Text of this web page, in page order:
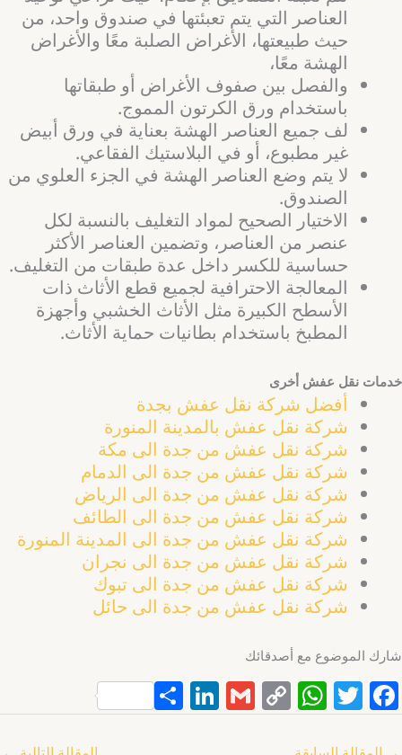
العناصر التي يتم تعبئتها في صندوق واحد، من
حيث طبيعتها، الأغراض الصلبة معًا والأغراض
الهشة معًا،
والفصل بين صفوف الأغراض أو طبقاتها
باستخدام ورق الكرتون المموج.
لف جميع العناصر الهشة بعناية في ورق أبيض
غير مطبوع، أو في البلاستيك الفقاعي.
لا يتم وضع العناصر الهشة في الجزء العلوي من
الصندوق.
الاختيار الصحيح لمواد التغليف بالنسبة لكل
عنصر من العناصر، وتضمين العناصر الأكثر
حساسية للكسر داخل عدة طبقات من التغليف.
المعالجة الاحترافية لجميع قطع الأثاث ذات
الأسطح الكبيرة مثل الأثاث الخشبي وأجهزة
المطبخ باستخدام بطانيات حماية الأثاث.
خدمات نقل عفش أخرى
أفضل شركة نقل عفش بجدة
شركة نقل عفش بالمدينة المنورة
شركة نقل عفش من جدة الى مكة
شركة نقل عفش من جدة الى الدمام
شركة نقل عفش من جدة الى الرياض
شركة نقل عفش من جدة الى الطائف
شركة نقل عفش من جدة الى المدينة المنورة
شركة نقل عفش من جدة الى نجران
شركة نقل عفش من جدة الى تبوك
شركة نقل عفش من جدة الى حائل
شارك الموضوع مع أصدقائك
F
a
T
w
W
h
C
o
G
m
Li
n
S
h